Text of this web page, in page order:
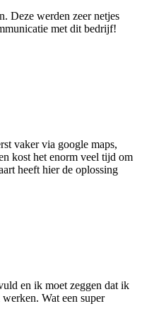
Deze werden zeer netjes
met dit bedrijf!
vaker via google maps,
kost het enorm veel tijd om
heeft hier de oplossing
en ik moet zeggen dat ik
Wat een super